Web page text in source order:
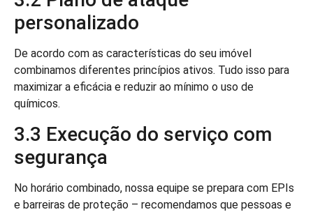
personalizado
De acordo com as características do seu imóvel
combinamos diferentes princípios ativos. Tudo isso para
maximizar a eficácia e reduzir ao mínimo o uso de
químicos.
3.3 Execução do serviço com
segurança
No horário combinado, nossa equipe se prepara com EPIs
e barreiras de proteção – recomendamos que pessoas e